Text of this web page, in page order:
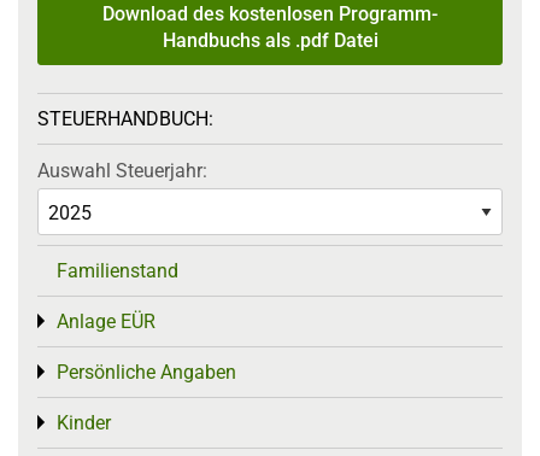
Download des kostenlosen Programm-
Handbuchs als .pdf Datei
STEUERHANDBUCH:
Auswahl Steuerjahr:
Familienstand
Anlage EÜR
Toggle menu
Persönliche Angaben
Toggle menu
Kinder
Toggle menu